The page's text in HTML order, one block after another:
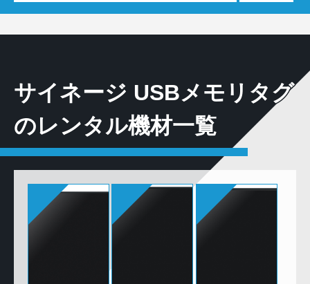
サイネージ USBメモリタグ
のレンタル機材一覧